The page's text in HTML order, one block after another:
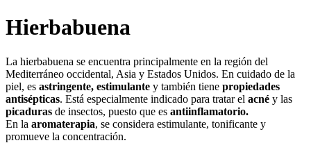
Hierbabuena
La hierbabuena se encuentra principalmente en la región del
Mediterráneo occidental, Asia y Estados Unidos. En cuidado de la
piel, es astringente, estimulante y también tiene propiedades
antisépticas. Está especialmente indicado para tratar el acné y las
picaduras de insectos, puesto que es antiinflamatorio.
En la aromaterapia, se considera estimulante, tonificante y
promueve la concentración.